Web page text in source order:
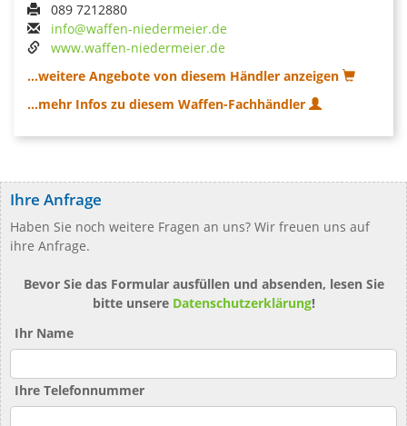
089 7212880
info@waffen-niedermeier.de
www.waffen-niedermeier.de
...weitere Angebote von diesem Händler anzeigen
...mehr Infos zu diesem Waffen-Fachhändler
Ihre Anfrage
Haben Sie noch weitere Fragen an uns? Wir freuen uns auf
ihre Anfrage.
Bevor Sie das Formular ausfüllen und absenden, lesen Sie
bitte unsere Datenschutzerklärung!
Ihr Name
Ihre Telefonnummer